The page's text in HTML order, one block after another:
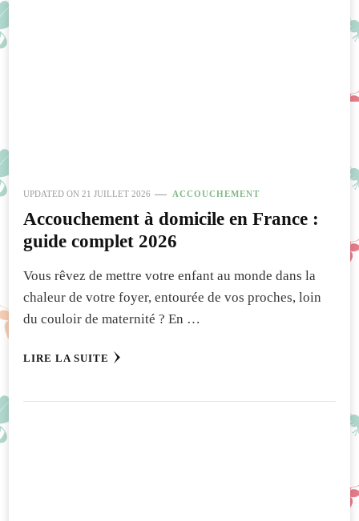
UPDATED ON 21 JUILLET 2026 ACCOUCHEMENT
Accouchement à domicile en France :
guide complet 2026
Vous rêvez de mettre votre enfant au monde dans la
chaleur de votre foyer, entourée de vos proches, loin
du couloir de maternité ? En …
LIRE LA SUITE